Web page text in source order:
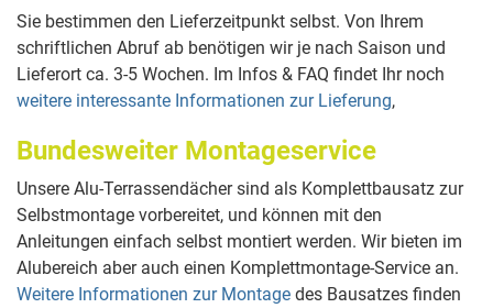
Sie bestimmen den Lieferzeitpunkt selbst. Von Ihrem
schriftlichen Abruf ab benötigen wir je nach Saison und
Lieferort ca. 3-5 Wochen. Im Infos & FAQ findet Ihr noch
weitere interessante Informationen zur Lieferung,
Bundesweiter Montageservice
Unsere Alu-Terrassendächer sind als Komplettbausatz zur
Selbstmontage vorbereitet, und können mit den
Anleitungen einfach selbst montiert werden. Wir bieten im
Alubereich aber auch einen Komplettmontage-Service an.
Weitere Informationen zur Montage des Bausatzes finden